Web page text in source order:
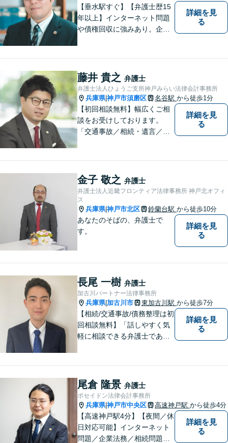
ください。
【垂水駅すぐ】【弁護士歴15
年以上】インターネット問題
や債権回収に強みあり。企業
しづらくてもご安心くださ
い。【分割払いOK】【休日・
夜間面談・ビデオ面談可】
詳細を見
る
藤井 貴之 弁護士
弁護士法人ひょうご支所神戸みらい法律会計事務所
兵庫県|神戸市須磨区 名谷駅 から徒歩1分
【初回相談無料】幅広くご相
談をお受けしております。
「交通事故／相続・遺言／離
い。公認会計士試験合格者。
【夜間・休日相談可能（要予
約）】【弁護士歴10年以上】
詳細を見
る
金子 敬之 弁護士
弁護士法人近畿フロンティア法律事務所 神戸北オフィ
ス
兵庫県|神戸市北区 鈴蘭台駅 から徒歩10分
あなたのそばの、弁護士で
す。
詳細を見
る
長尾 一樹 弁護士
加古川パートナー法律事務所
兵庫県|加古川市 東加古川駅 から徒歩7分
【相続/交通事故/債務整理は初
回相談無料】「話しやすく気
軽に相談できる弁護士である
歩7分】
詳細を見
る
尾倉 隆景 弁護士
ポセイドン法律会計事務所
兵庫県|神戸市中央区 高速神戸駅 から徒歩4分
【高速神戸駅4分】【夜間／休
日対応可能】インターネット
問題／企業法務／相続問題／
詳細を見
る